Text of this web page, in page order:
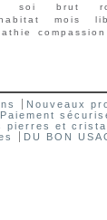
soi
brut
mois
compassion
Nouveaux
Paiement
pierres et
DU BON